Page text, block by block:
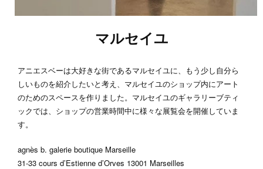
マルセイユ
アニエスベーは大好きな街であるマルセイユに、もう少し自分ら
しいものを紹介したいと考え、マルセイユのショップ内にアート
のためのスペースを作りました。マルセイユのギャラリーブティ
ックでは、ショップの営業時間中に様々な展覧会を開催していま
す。
agnès b. galerie boutique Marseille
31-33 cours d’Estienne d’Orves 13001 Marseilles